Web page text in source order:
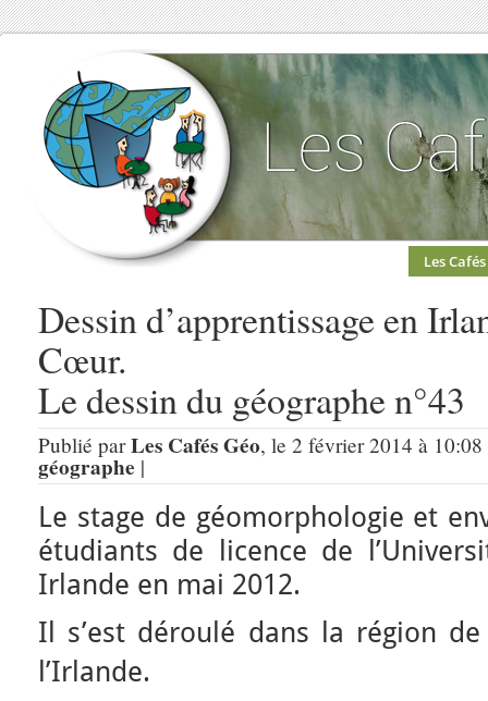
Les Cafés
Dessin d’apprentissage en
Cœur.
Le dessin du géographe n°43
Publié parLes Cafés Géo, le 2 février 2014 à
géographe |
Le stage de géomorphologie et
étudiants de licence de
Irlande en mai 2012.
Il s’est déroulé dans la région
l’Irlande.